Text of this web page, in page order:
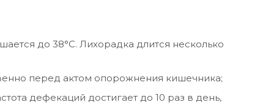
до 38°С. Лихорадка длится несколько
перед актом опорожнения кишечника;
дефекаций достигает до 10 раз в день,